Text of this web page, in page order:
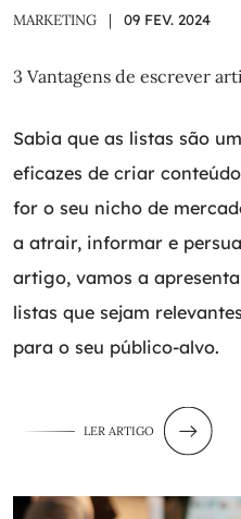
MARKETING | 09 FEV. 2024
3 Vantagens de escrever
Sabia que as listas são
eficazes de criar
for o seu nicho de
a atrair, informar e
artigo, vamos a
listas que sejam
para o seu público-alvo.
LER ARTIGO